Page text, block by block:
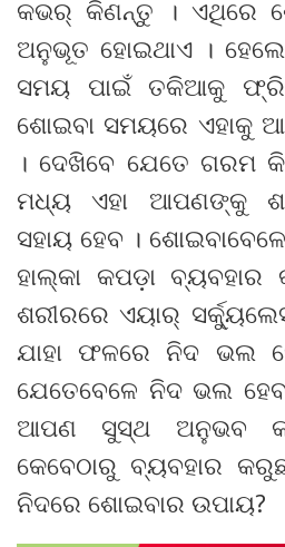
କଭର୍ କିଣନ୍ତୁ । ଏଥିରେ
ଅନୁଭୂତ ହୋଇଥାଏ ।
ସମୟ ପାଇଁ ତକିଆକୁ
ଶୋଇବା ସମୟରେ ଏହାକୁ
। ଦେଖିବେ ଯେତେ ଗରମ
ମଧ୍ୟ ଏହା ଆପଣଙ୍କୁ
ସହାୟ ହେବ ।
ହାଲ୍‌କା କପଡ଼ା ବ୍ୟବହାର
ଶରୀରରେ ଏୟାର୍
ଯାହା ଫଳରେ ନିଦ ଭଲ
ଯେତେବେଳେ ନିଦ ଭଲ
ଆପଣ ସୁସ୍ଥ ଅନୁଭବ
କେବେଠାରୁ ବ୍ୟବହାର
ନିଦରେ ଶୋଇବାର ଉପାୟ?